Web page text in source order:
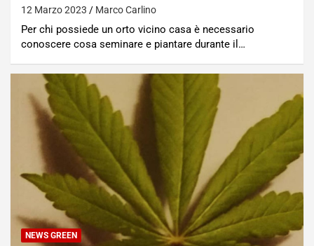
12 Marzo 2023 Marco Carlino
Per chi possiede un orto vicino casa è necessario
conoscere cosa seminare e piantare durante il…
NEWS GREEN